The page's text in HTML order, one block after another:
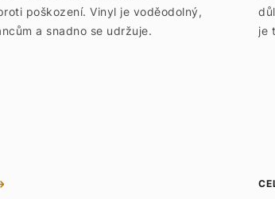
poškození. Vinyl je voděodolný,
a snadno se udržuje.
je